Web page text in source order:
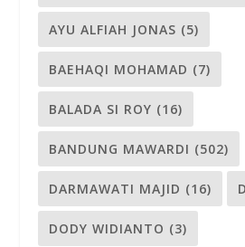
AYU ALFIAH JONAS (5)
BAEHAQI MOHAMAD (7)
BALADA SI ROY (16)
BANDUNG MAWARDI (502)
DARMAWATI MAJID (16)
DODY WIDIANTO (3)